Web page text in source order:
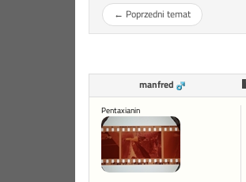
← Poprzedni temat
manfred
Pentaxianin